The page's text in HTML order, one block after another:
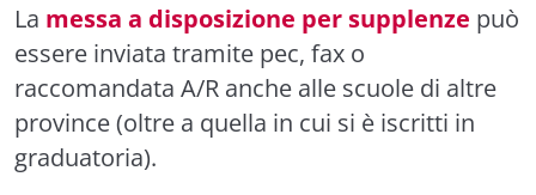
La messa a disposizione per supplenze può
essere inviata tramite pec, fax o
raccomandata A/R anche alle scuole di altre
province (oltre a quella in cui si è iscritti in
graduatoria).